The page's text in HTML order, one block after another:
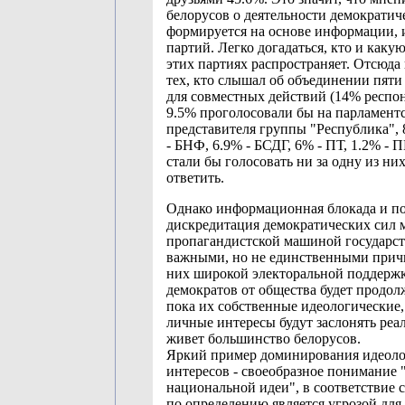
белорусов о деятельности
формируется на основе информации,
партий. Легко догадаться, кто и
этих партиях распространяет. Отсюда
тех, кто слышал об объединении
для совместных действий (14%
9.5% проголосовали бы на
представителя группы
- БНФ, 6.9% - БСДГ, 6% - ПТ, 1.2% -
стали бы голосовать ни за одну из
ответить.
Однако информационная блокада и
дискредитация демократических
пропагандистской машиной
важными, но не единственными
них широкой электоральной
демократов от общества будет
пока их собственные
личные интересы будут заслонять
живет большинство белорусов.
Яркий пример доминирования
интересов - своеобразное понимание
национальной идеи", в соответствие